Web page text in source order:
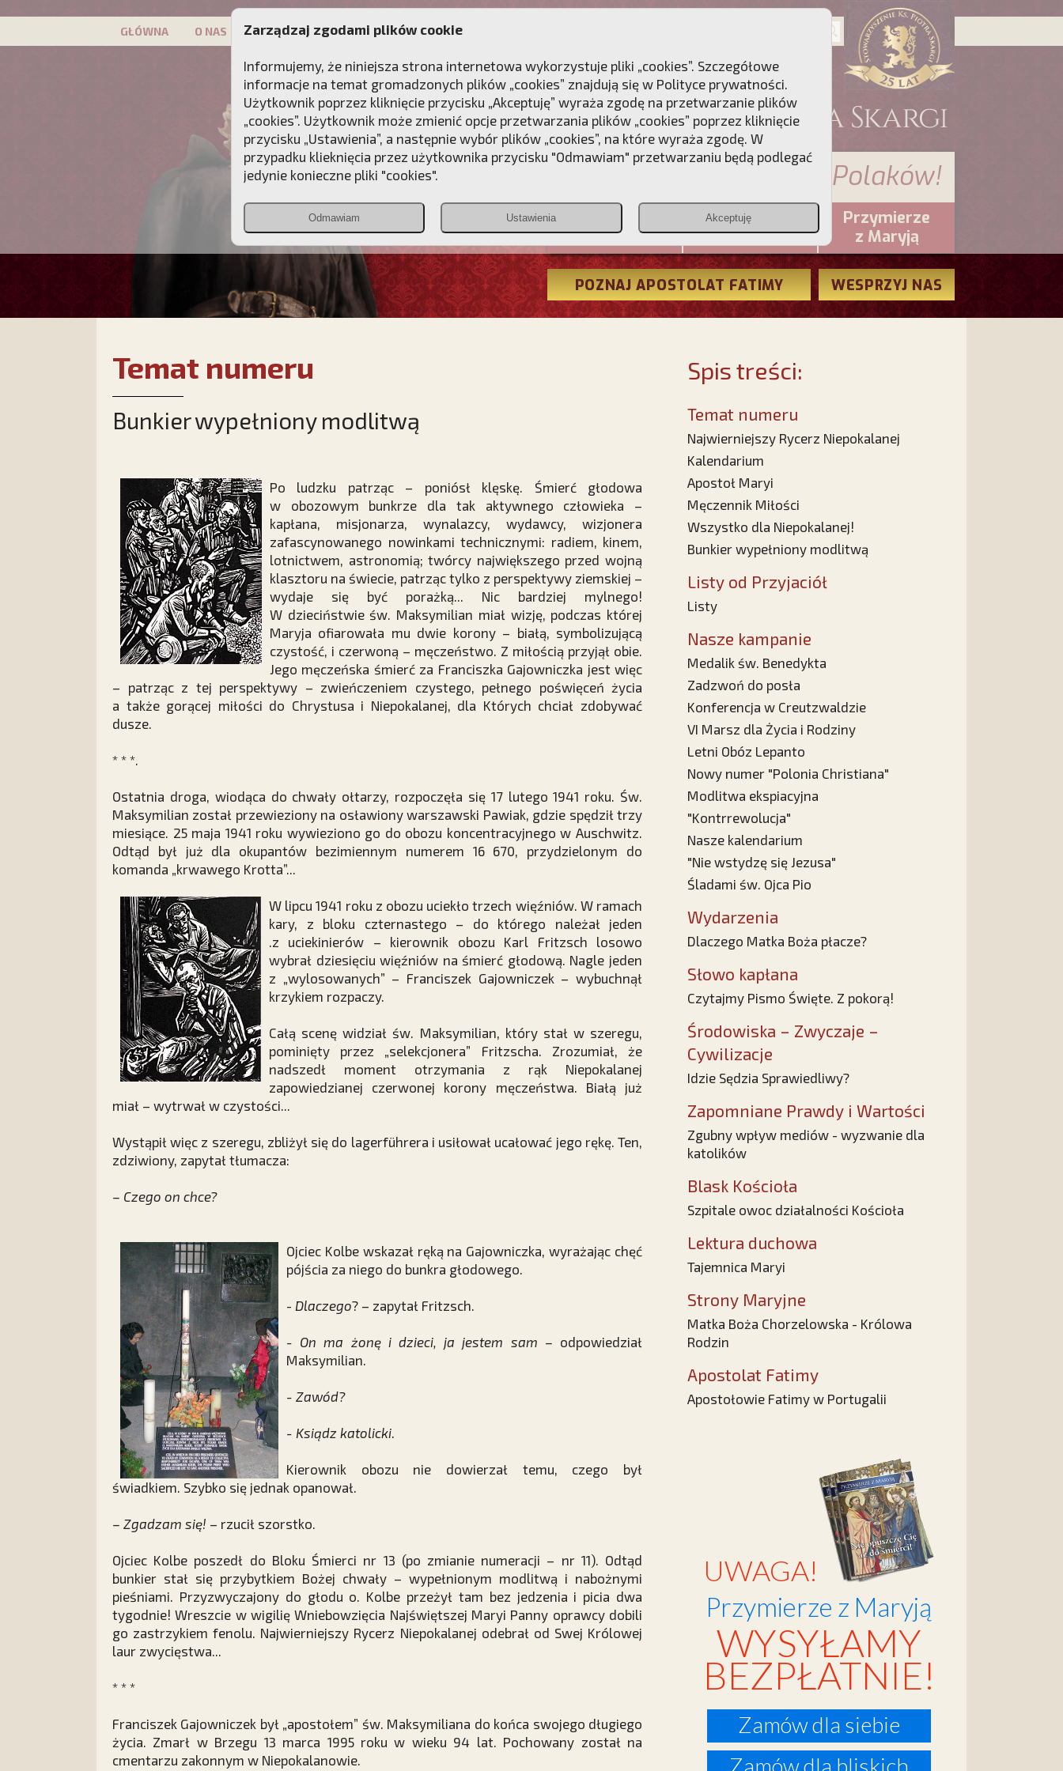
GŁÓWNA O NAS PATRON KAMPANIE DLA DUSZY
Przebudźmy sumienia Polaków!
Christiana
PCh24.pl
Przymierze
z Maryją
POZNAJ APOSTOLAT FATIMY WESPRZYJ NAS
Temat numeru
Bunkier wypełniony modlitwą
Po ludzku patrząc – poniósł klęskę. Śmierć głodowa
w obozowym bunkrze dla tak aktywnego człowieka –
kapłana, misjonarza, wynalazcy, wydawcy, wizjonera
zafascynowanego nowinkami technicznymi: radiem, kinem,
lotnictwem, astronomią; twórcy największego przed wojną
klasztoru na świecie, patrząc tylko z perspektywy ziemskiej –
wydaje się być porażką... Nic bardziej mylnego!
W dzieciństwie św. Maksymilian miał wizję, podczas której
Maryja ofiarowała mu dwie korony – białą, symbolizującą
czystość, i czerwoną – męczeństwo. Z miłością przyjął obie.
Jego męczeńska śmierć za Franciszka Gajowniczka jest więc
– patrząc z tej perspektywy – zwieńczeniem czystego, pełnego poświęceń życia
a także gorącej miłości do Chrystusa i Niepokalanej, dla Których chciał zdobywać
dusze.
* * *.
Ostatnia droga, wiodąca do chwały ołtarzy, rozpoczęła się 17 lutego 1941 roku. Św.
Maksymilian został przewieziony na osławiony warszawski Pawiak, gdzie spędził trzy
miesiące. 25 maja 1941 roku wywieziono go do obozu koncentracyjnego w Auschwitz.
Odtąd był już dla okupantów bezimiennym numerem 16 670, przydzielonym do
komanda „krwawego Krotta”...
W lipcu 1941 roku z obozu uciekło trzech więźniów. W ramach
kary, z bloku czternastego – do którego należał jeden
.z uciekinierów – kierownik obozu Karl Fritzsch losowo
wybrał dziesięciu więźniów na śmierć głodową. Nagle jeden
z „wylosowanych” – Franciszek Gajowniczek – wybuchnął
krzykiem rozpaczy.
Całą scenę widział św. Maksymilian, który stał w szeregu,
pominięty przez „selekcjonera” Fritzscha. Zrozumiał, że
nadszedł moment otrzymania z rąk Niepokalanej
zapowiedzianej czerwonej korony męczeństwa. Białą już
miał – wytrwał w czystości...
Wystąpił więc z szeregu, zbliżył się do lagerführera i usiłował ucałować jego rękę. Ten,
zdziwiony, zapytał tłumacza:
– Czego on chce?
Ojciec Kolbe wskazał ręką na Gajowniczka, wyrażając chęć
pójścia za niego do bunkra głodowego.
- Dlaczego? – zapytał Fritzsch.
- On ma żonę i dzieci, ja jestem sam – odpowiedział
Maksymilian.
- Zawód?
- Ksiądz katolicki.
Kierownik obozu nie dowierzał temu, czego był
świadkiem. Szybko się jednak opanował.
– Zgadzam się! – rzucił szorstko.
Ojciec Kolbe poszedł do Bloku Śmierci nr 13 (po zmianie numeracji – nr 11). Odtąd
bunkier stał się przybytkiem Bożej chwały – wypełnionym modlitwą i nabożnymi
pieśniami. Przyzwyczajony do głodu o. Kolbe przeżył tam bez jedzenia i picia dwa
tygodnie! Wreszcie w wigilię Wniebowzięcia Najświętszej Maryi Panny oprawcy dobili
go zastrzykiem fenolu. Najwierniejszy Rycerz Niepokalanej odebrał od Swej Królowej
laur zwycięstwa...
* * *
Franciszek Gajowniczek był „apostołem” św. Maksymiliana do końca swojego długiego
życia. Zmarł w Brzegu 13 marca 1995 roku w wieku 94 lat. Pochowany został na
cmentarzu zakonnym w Niepokalanowie.
Spis treści:
Temat numeru
Najwierniejszy Rycerz Niepokalanej
Kalendarium
Apostoł Maryi
Męczennik Miłości
Wszystko dla Niepokalanej!
Bunkier wypełniony modlitwą
Listy od Przyjaciół
Listy
Nasze kampanie
Medalik św. Benedykta
Zadzwoń do posła
Konferencja w Creutzwaldzie
VI Marsz dla Życia i Rodziny
Letni Obóz Lepanto
Nowy numer "Polonia Christiana"
Modlitwa ekspiacyjna
"Kontrrewolucja"
Nasze kalendarium
"Nie wstydzę się Jezusa"
Śladami św. Ojca Pio
Wydarzenia
Dlaczego Matka Boża płacze?
Słowo kapłana
Czytajmy Pismo Święte. Z pokorą!
Środowiska – Zwyczaje –
Cywilizacje
Idzie Sędzia Sprawiedliwy?
Zapomniane Prawdy i Wartości
Zgubny wpływ mediów - wyzwanie dla
katolików
Blask Kościoła
Szpitale owoc działalności Kościoła
Lektura duchowa
Tajemnica Maryi
Strony Maryjne
Matka Boża Chorzelowska - Królowa
Rodzin
Apostolat Fatimy
Apostołowie Fatimy w Portugalii
UWAGA!
Przymierze z Maryją
WYSYŁAMY
BEZPŁATNIE!
Zamów dla siebie
Zamów dla bliskich
Zarządzaj zgodami plików cookie
Informujemy, że niniejsza strona internetowa wykorzystuje pliki „cookies”. Szczegółowe
informacje na temat gromadzonych plików „cookies” znajdują się w Polityce prywatności.
Użytkownik poprzez kliknięcie przycisku „Akceptuję” wyraża zgodę na przetwarzanie plików
„cookies”. Użytkownik może zmienić opcje przetwarzania plików „cookies” poprzez kliknięcie
przycisku „Ustawienia”, a następnie wybór plików „cookies”, na które wyraża zgodę. W
przypadku klieknięcia przez użytkownika przycisku "Odmawiam" przetwarzaniu będą podlegać
jedynie konieczne pliki "cookies".
Odmawiam Ustawienia Akceptuję